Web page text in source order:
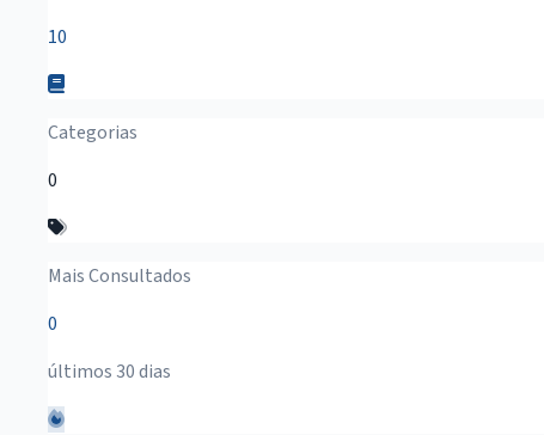
10
Categorias
0
Mais Consultados
0
últimos 30 dias